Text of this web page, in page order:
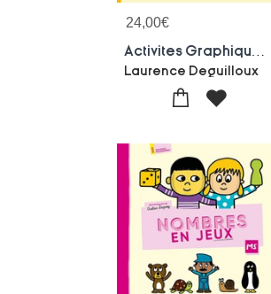
24,00€
Laurence Deguilloux